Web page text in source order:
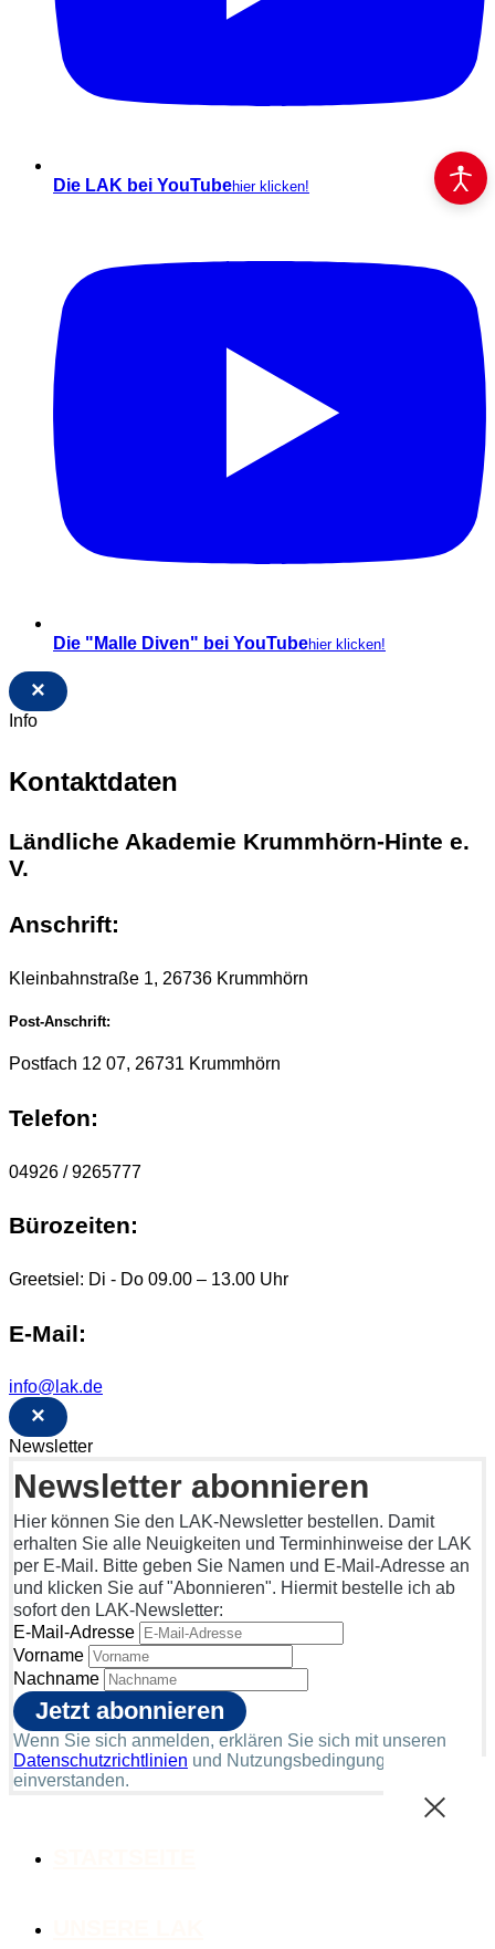
Die LAK bei YouTubehier klicken!
Die "Malle Diven" bei YouTubehier klicken!
×
Info
Kontaktdaten
Ländliche Akademie Krummhörn-Hinte e.
V.
Anschrift:
Kleinbahnstraße 1, 26736 Krummhörn
Post-Anschrift:
Postfach 12 07, 26731 Krummhörn
Telefon:
04926 / 9265777
Bürozeiten:
Greetsiel: Di - Do 09.00 – 13.00 Uhr
E-Mail:
info@lak.de
×
Newsletter
Newsletter abonnieren
Hier können Sie den LAK-Newsletter bestellen. Damit
erhalten Sie alle Neuigkeiten und Terminhinweise der LAK
per E-Mail. Bitte geben Sie Namen und E-Mail-Adresse an
und klicken Sie auf "Abonnieren". Hiermit bestelle ich ab
sofort den LAK-Newsletter:
E-Mail-Adresse
Vorname
Nachname
Wenn Sie sich anmelden, erklären Sie sich mit unseren
Datenschutzrichtlinien und Nutzungsbedingungen
einverstanden.